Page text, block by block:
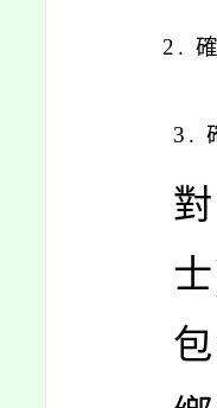
2.
3.